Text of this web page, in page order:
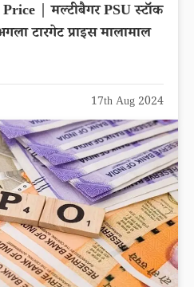
| मल्टीबैगर PSU स्टॉक
टारगेट प्राइस मालामाल
17th Aug 2024